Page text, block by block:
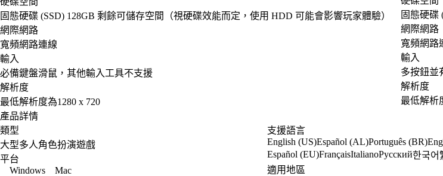
固態硬碟 (SSD) 128GB 剩餘可儲存空間（視硬碟效能而定，使用 HDD 可能會影響玩家體驗）
網際網路
寬頻網路連線
輸入
必備鍵盤滑鼠，其他輸入工具不支援
解析度
最低解析度為1280 x 720
固態硬碟
網際網路
寬頻網路
輸入
多按鈕並
解析度
最低解析
產品詳情
類型
大型多人角色扮演遊戲
平台
Windows
Mac
支援語言
English (US)Español (AL)Português (BR)
Español (EU)FrançaisItalianoРусский한국어
適用地區